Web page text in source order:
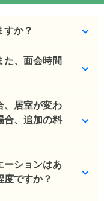
すか？
た、面会時間
、居室が変わ
合、追加の料
ーションはあ
度ですか？